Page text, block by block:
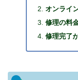
オンライ
修理の料
修理完了